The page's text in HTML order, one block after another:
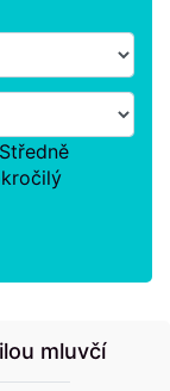
Středně
mluvčí